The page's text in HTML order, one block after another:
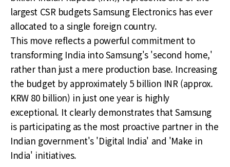
largest CSR budgets Samsung Electronics has ever
allocated to a single foreign country.
This move reflects a powerful commitment to
transforming India into Samsung's 'second home,'
rather than just a mere production base. Increasing
the budget by approximately 5 billion INR (approx.
KRW 80 billion) in just one year is highly
exceptional. It clearly demonstrates that Samsung
is participating as the most proactive partner in the
Indian government's 'Digital India' and 'Make in
India' initiatives.